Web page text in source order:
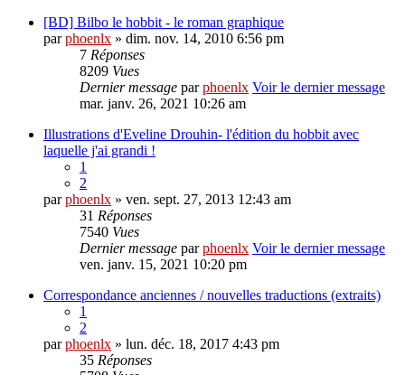
[BD] Bilbo le hobbit - le roman graphique
parphoenlx » dim. nov. 14, 2010 6:56 pm
7 Réponses
8209 Vues
Dernier message parphoenlx Voir le dernier message
mar. janv. 26, 2021 10:26 am
Illustrations d'Eveline Drouhin- l'édition du hobbit avec
laquelle j'ai grandi !
1
2
parphoenlx » ven. sept. 27, 2013 12:43 am
31 Réponses
7540 Vues
Dernier message parphoenlx Voir le dernier message
ven. janv. 15, 2021 10:20 pm
Correspondance anciennes / nouvelles traductions (extraits)
1
2
parphoenlx » lun. déc. 18, 2017 4:43 pm
35 Réponses